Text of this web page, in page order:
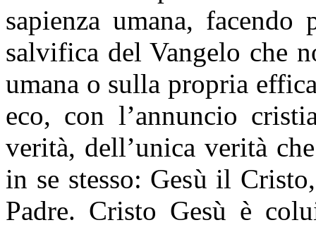
sapienza umana, facendo
salvifica del Vangelo che
umana o sulla propria
eco, con l’annuncio
verità, dell’unica verità
in se stesso: Gesù il
Padre. Cristo Gesù è